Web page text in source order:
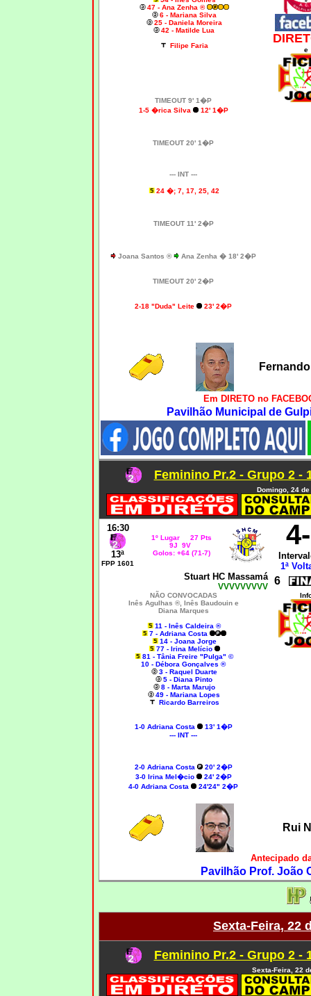
47 - Ana Zenha ®
6 - Mariana Silva
25 - Daniela Moreira
42 - Matilde Lua
Filipe Faria
TIMEOUT 9' 1�P
1-5 �rica Silva
12' 1�P
TIMEOUT 20' 1�P
--- INT ---
24 �; 7, 17, 25, 42
TIMEOUT 11' 2�P
Joana Santos ® Ana Zenha � 18' 2�P
TIMEOUT 20' 2�P
2-18 "Duda" Leite 23' 2�P
e
Em DIRETO no
Pavilhão Municipal de
Feminino Pr.2 - Grupo 2 -
Domingo, 24
16:30
13ª
FPP 1601
1º Lugar 27 Pts
9J 9V
Golos: +64 (71-7)
1ª
Stuart HC Massamá
VVVVVVVVV 6
NÃO CONVOCADAS
Inês Agulhas ®, Inês Baudouin e
Diana Marques
11 - Inês Caldeira ®
7 - Adriana Costa
14 - Joana Jorge
77 - Irina Melício
81 - Tânia Freire "Pulga" ©
10 - Débora Gonçalves ®
3 - Raquel Duarte
5 - Diana Pinto
8 - Marta Marujo
49 - Mariana Lopes
Ricardo Barreiros
1-0 Adriana Costa
13' 1�P
--- INT ---
2-0 Adriana Costa
20' 2�P
3-0 Irina Mel�cio
24' 2�P
4-0 Adriana Costa 24'24" 2�P
Rui
Antecipado
Pavilhão Prof. João
Sexta-Feira, 22
Feminino Pr.2 - Grupo 2 -
Sexta-Feira, 22